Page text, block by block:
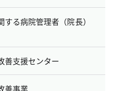
る病院管理者（院長）
善支援センター
善事業